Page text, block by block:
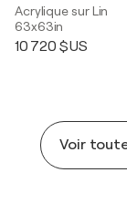
Acrylique sur Lin
63x63in
10 720 $US
Voir